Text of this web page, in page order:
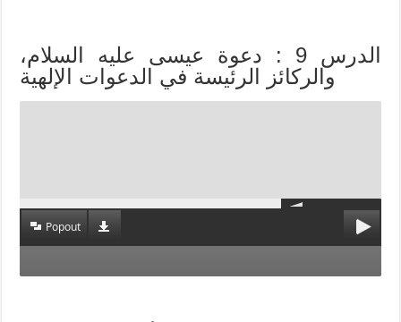
الدرس 9 : دعوة عيسى عليه السلام،
والركائز الرئيسة في الدعوات الإلهية
Popout